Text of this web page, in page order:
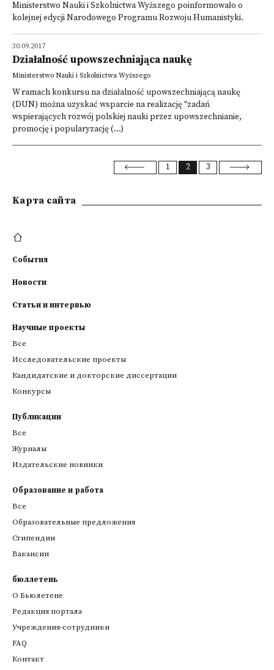
Ministerstwo Nauki i Szkolnictwa Wyższego poinformowało o
kolejnej edycji Narodowego Programu Rozwoju Humanistyki.
30.09.2017
Działalność upowszechniająca naukę
Ministerstwo Nauki i Szkolnictwa Wyższego
W ramach konkursu na działalność upowszechniającą naukę
(DUN) można uzyskać wsparcie na realizację "zadań
wspierających rozwój polskiej nauki przez upowszechnianie,
promocję i popularyzację (...)
1 2 3
Kарта сайта
События
Новости
Статьи и интервью
Научные проекты
Все
Исследовательские проекты
Кандидатские и докторские диссертации
Конкурсы
Публикации
Все
Журналы
Издательские новинки
Образование и работа
Все
Образовательные предложения
Стипендии
Вакансии
бюллетень
О Бьюлетене
Редакция портала
Учреждения-сотрудники
FAQ
Контакт